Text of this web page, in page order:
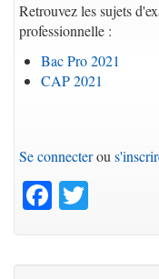
Retrouvez les sujets
professionnelle :
Bac Pro 2021
CAP 2021
Se connecterou
Facebook